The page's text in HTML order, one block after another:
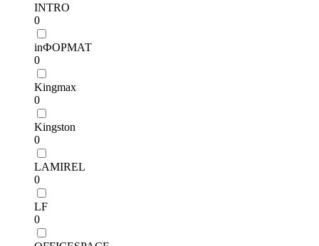
INTRO
0
inФОРМАТ
0
Kingmax
0
Kingston
0
LAMIREL
0
LF
0